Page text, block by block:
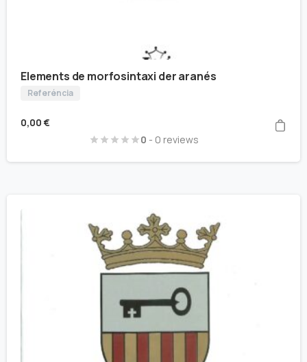
Elements de morfosintaxi der aranés
Referéncia
0,00 €
0 - 0 reviews